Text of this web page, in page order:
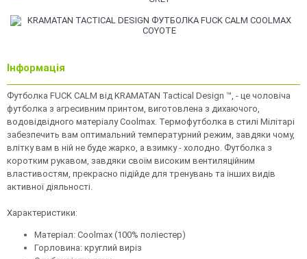
Інформація
Футболка FUCK CALM від KRAMATAN Tactical Design ™, - це чоловіча
футболка з агресивним принтом, виготовлена з дихаючого,
водовідвідного матеріалу Coolmax. Термофутболка в стилі Мілітарі
забезпечить вам оптимальний температурний режим, завдяки чому,
влітку вам в ній не буде жарко, а взимку - холодно. Футболка з
коротким рукавом, завдяки своїм високим вентиляційним
властивостям, прекрасно підійде для тренувань та інших видів
активної діяльності.
Характеристики:
Матеріал: Coolmax (100% поліестер)
Горловина: круглий виріз